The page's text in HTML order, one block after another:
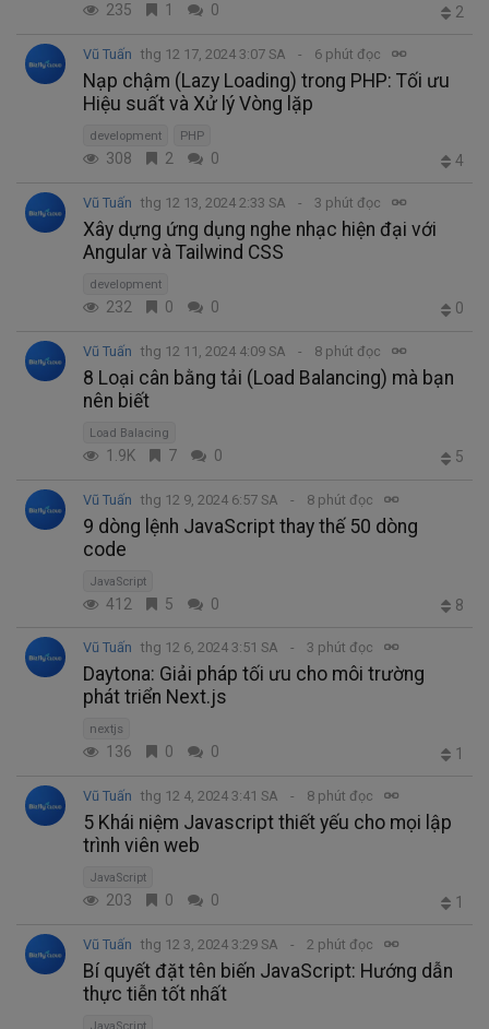
235 1 0 2
Vũ Tuấn thg 12 17, 2024 3:07 SA 6 phút đọc
Nạp chậm (Lazy Loading) trong PHP: Tối ưu
Hiệu suất và Xử lý Vòng lặp
development PHP
308 2 0 4
Vũ Tuấn thg 12 13, 2024 2:33 SA 3 phút đọc
Xây dựng ứng dụng nghe nhạc hiện đại với
Angular và Tailwind CSS
development
232 0 0 0
Vũ Tuấn thg 12 11, 2024 4:09 SA 8 phút đọc
8 Loại cân bằng tải (Load Balancing) mà bạn
nên biết
Load Balacing
1.9K 7 0 5
Vũ Tuấn thg 12 9, 2024 6:57 SA 8 phút đọc
9 dòng lệnh JavaScript thay thế 50 dòng
code
JavaScript
412 5 0 8
Vũ Tuấn thg 12 6, 2024 3:51 SA 3 phút đọc
Daytona: Giải pháp tối ưu cho môi trường
phát triển Next.js
nextjs
136 0 0 1
Vũ Tuấn thg 12 4, 2024 3:41 SA 8 phút đọc
5 Khái niệm Javascript thiết yếu cho mọi lập
trình viên web
JavaScript
203 0 0 1
Vũ Tuấn thg 12 3, 2024 3:29 SA 2 phút đọc
Bí quyết đặt tên biến JavaScript: Hướng dẫn
thực tiễn tốt nhất